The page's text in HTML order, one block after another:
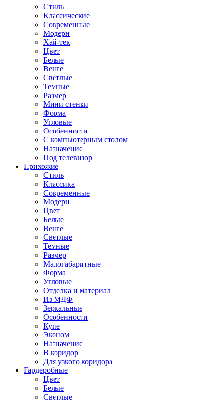
Стиль
Классические
Современные
Модерн
Хай-тек
Цвет
Белые
Венге
Светлые
Темные
Размер
Мини стенки
Форма
Угловые
Особенности
С компьютерным столом
Назначение
Под телевизор
Прихожие
Стиль
Классика
Современные
Модерн
Цвет
Белые
Венге
Светлые
Темные
Размер
Малогабаритные
Форма
Угловые
Отделка и материал
Из МДФ
Зеркальные
Особенности
Купе
Эконом
Назначение
В коридор
Для узкого коридора
Гардеробные
Цвет
Белые
Светлые